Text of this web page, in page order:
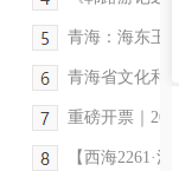
青海：海东玉
青海省文化和
重磅开票｜
【西海2261·